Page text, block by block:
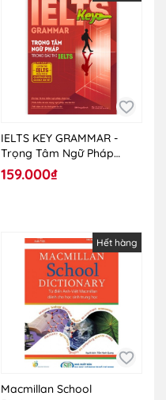
IELTS KEY GRAMMAR -
Trọng Tâm Ngữ Pháp
Trong Bài Thi IELTS
159.000₫
Hết hàng
Macmillan School